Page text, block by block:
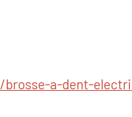
a-dent-